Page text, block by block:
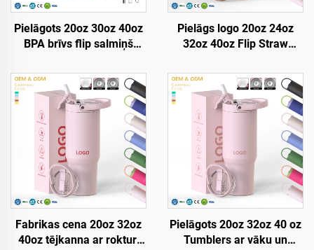
Pielāgots 20oz 30oz 40oz
BPA brīvs flip salmiņš
krūzis vai tumblers ar
noplūdes drošu vāku,
salmiņu un rokturi
Pielāgs logo 20oz 24oz
32oz 40oz Flip Straw
ceļojuma krūzijs
Nerūsējošā tērauda
vakuuma izolēts Tumbleris
Fabrikas cena 20oz 32oz
40oz tējkanna ar rokturi
Pielāgots 20oz 32oz 40 oz
Tumblers ar vāku un